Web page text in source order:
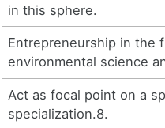
in this sphere.
Entrepreneurship in the
environmental science
Act as focal point on a
specialization.8.